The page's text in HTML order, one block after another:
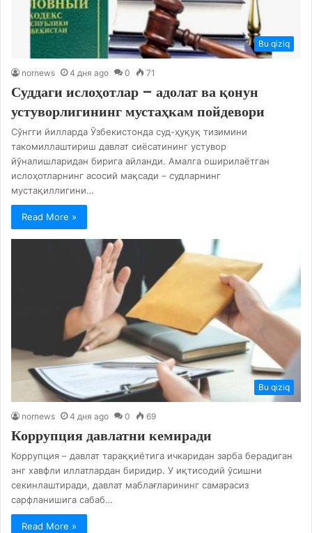
Bu qiziq
nornews 4 дня ago 0 71
Суддаги ислоҳотлар – адолат ва қонун
устуворлигининг мустаҳкам пойдевори
Сўнгги йилларда Ўзбекистонда суд-ҳуқуқ тизимини
такомиллаштириш давлат сиёсатининг устувор
йўналишларидан бирига айланди. Амалга оширилаётган
ислоҳотларнинг асосий мақсади – судларнинг
мустақиллигини…
Read More »
Bu qiziq
nornews 4 дня ago 0 69
Коррупция давлатни кемиради
Коррупция – давлат тараққиётига ичкаридан зарба берадиган
энг хавфли иллатлардан биридир. У иқтисодий ўсишни
секинлаштиради, давлат маблағларининг самарасиз
сарфланишига сабаб…
Read More »